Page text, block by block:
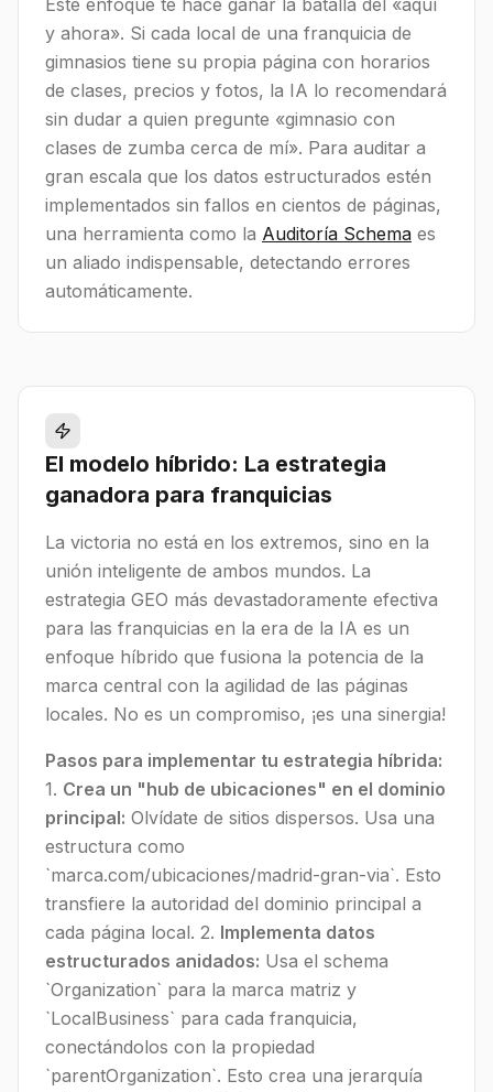
Este enfoque te hace ganar la batalla del «aquí
y ahora». Si cada local de una franquicia de
gimnasios tiene su propia página con horarios
de clases, precios y fotos, la IA lo recomendará
sin dudar a quien pregunte «gimnasio con
clases de zumba cerca de mí». Para auditar a
gran escala que los datos estructurados estén
implementados sin fallos en cientos de páginas,
una herramienta como la Auditoría Schema es
un aliado indispensable, detectando errores
automáticamente.
El modelo híbrido: La estrategia
ganadora para franquicias
La victoria no está en los extremos, sino en la
unión inteligente de ambos mundos. La
estrategia GEO más devastadoramente efectiva
para las franquicias en la era de la IA es un
enfoque híbrido que fusiona la potencia de la
marca central con la agilidad de las páginas
locales. No es un compromiso, ¡es una sinergia!
Pasos para implementar tu estrategia híbrida:
1. Crea un "hub de ubicaciones" en el dominio
principal: Olvídate de sitios dispersos. Usa una
estructura como
`marca.com/ubicaciones/madrid-gran-via`. Esto
transfiere la autoridad del dominio principal a
cada página local. 2. Implementa datos
estructurados anidados: Usa el schema
`Organization` para la marca matriz y
`LocalBusiness` para cada franquicia,
conectándolos con la propiedad
`parentOrganization`. Esto crea una jerarquía